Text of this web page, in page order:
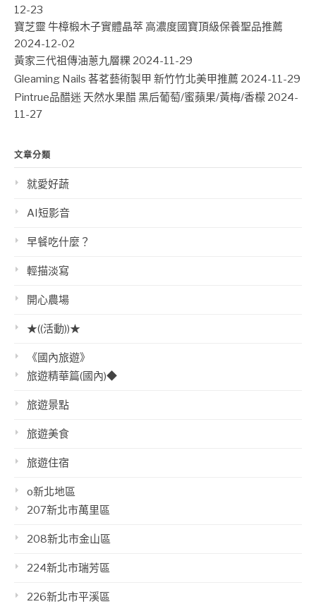
12-23
寶芝靈 牛樟椴木子實體晶萃 高濃度國寶頂級保養聖品推薦
2024-12-02
黃家三代祖傳油蔥九層粿 2024-11-29
Gleaming Nails 茖茗藝術製甲 新竹竹北美甲推薦 2024-11-29
Pintrue品醋迷 天然水果醋 黑后葡萄/蜜蘋果/黃梅/香檬 2024-
11-27
文章分類
就愛好蔬
AI短影音
早餐吃什麼？
輕描淡寫
開心農場
★((活動))★
《國內旅遊》
旅遊精華篇(國內)◆
旅遊景點
旅遊美食
旅遊住宿
o新北地區
207新北市萬里區
208新北市金山區
224新北市瑞芳區
226新北市平溪區